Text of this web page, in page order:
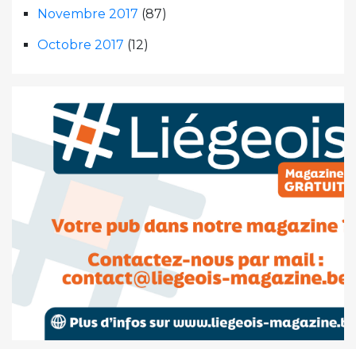
Novembre 2017 (87)
Octobre 2017 (12)